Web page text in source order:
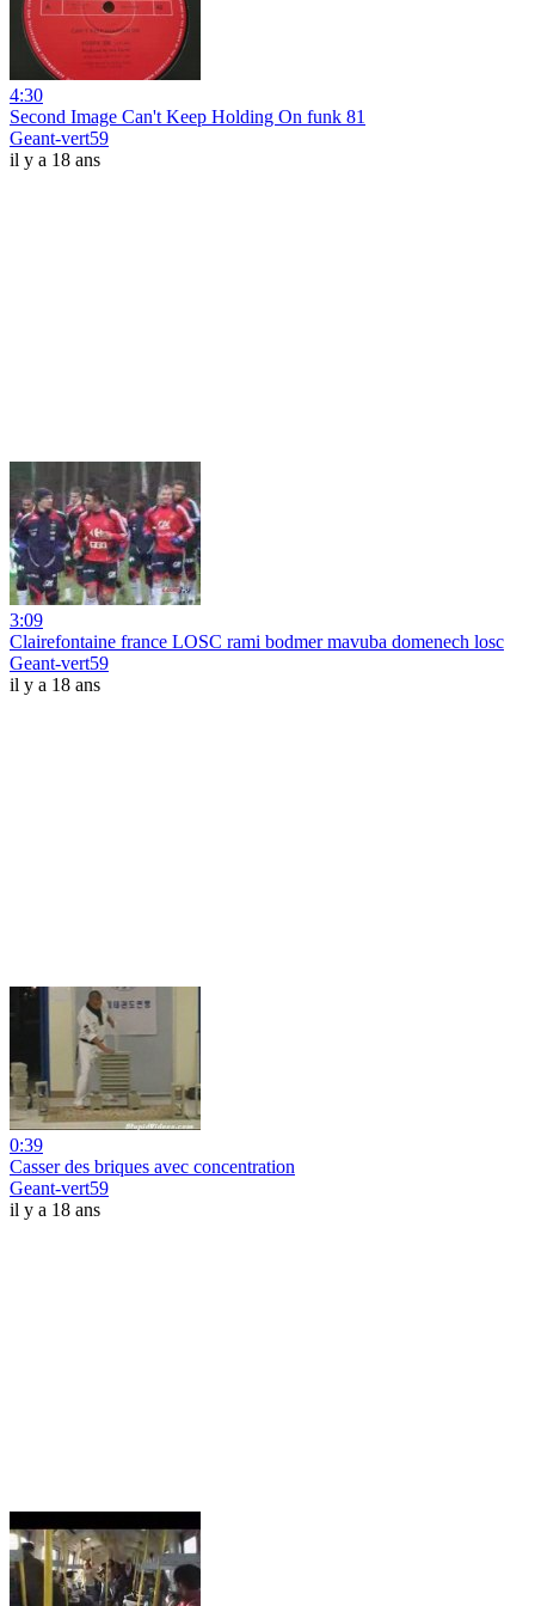
4:30
Second Image Can't Keep Holding On funk 81
Geant-vert59
il y a 18 ans
3:09
Clairefontaine france LOSC rami bodmer mavuba domenech losc
Geant-vert59
il y a 18 ans
0:39
Casser des briques avec concentration
Geant-vert59
il y a 18 ans